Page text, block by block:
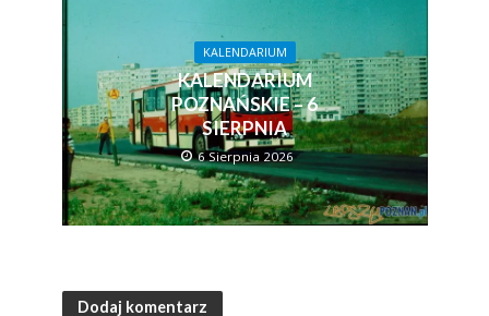
KALENDARIUM
KALENDARIUM
POZNAŃSKIE – 6
SIERPNIA
6 Sierpnia 2026
Dodaj komentarz